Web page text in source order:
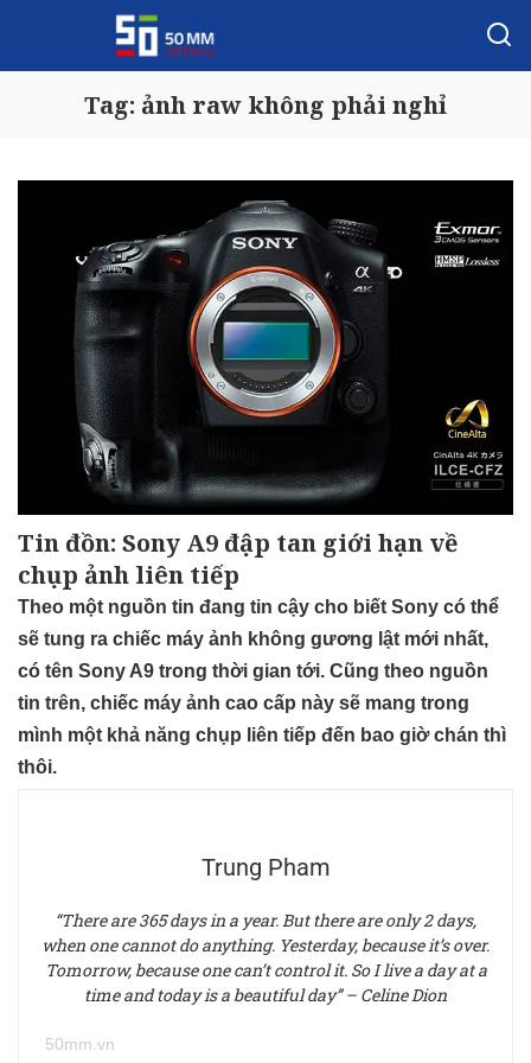
Tag: ảnh raw không phải nghỉ
Tin đồn: Sony A9 đập tan giới hạn về
chụp ảnh liên tiếp
Theo một nguồn tin đang tin cậy cho biết Sony có thể
sẽ tung ra chiếc máy ảnh không gương lật mới nhất,
có tên Sony A9 trong thời gian tới. Cũng theo nguồn
tin trên, chiếc máy ảnh cao cấp này sẽ mang trong
mình một khả năng chụp liên tiếp đến bao giờ chán thì
thôi.
Trung Pham
“There are 365 days in a year. But there are only 2 days,
when one cannot do anything. Yesterday, because it’s over.
Tomorrow, because one can’t control it. So I live a day at a
time and today is a beautiful day” – Celine Dion
50mm.vn